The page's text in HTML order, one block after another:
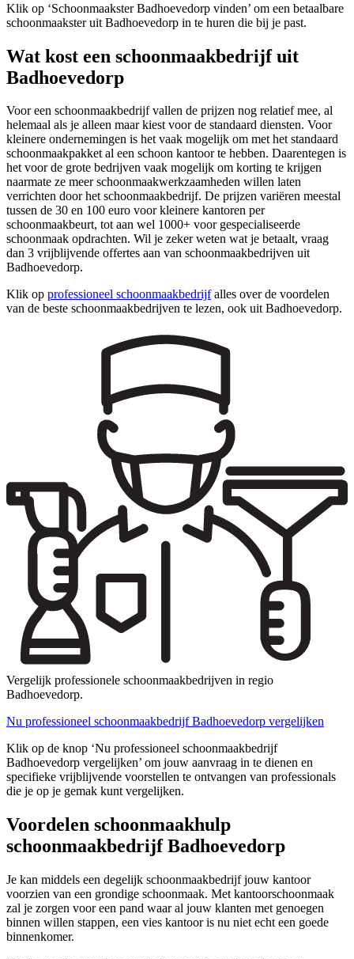
Klik op ‘Schoonmaakster Badhoevedorp vinden’ om een betaalbare
schoonmaakster uit Badhoevedorp in te huren die bij je past.
Wat kost een schoonmaakbedrijf uit
Badhoevedorp
Voor een schoonmaakbedrijf vallen de prijzen nog relatief mee, al
helemaal als je alleen maar kiest voor de standaard diensten. Voor
kleinere ondernemingen is het vaak mogelijk om met het standaard
schoonmaakpakket al een schoon kantoor te hebben. Daarentegen is
het voor de grote bedrijven vaak mogelijk om korting te krijgen
naarmate ze meer schoonmaakwerkzaamheden willen laten
verrichten door het schoonmaakbedrijf. De prijzen variëren meestal
tussen de 30 en 100 euro voor kleinere kantoren per
schoonmaakbeurt, tot aan wel 1000+ voor gespecialiseerde
schoonmaak opdrachten. Wil je zeker weten wat je betaalt, vraag
dan 3 vrijblijvende offertes aan van schoonmaakbedrijven uit
Badhoevedorp.
Klik op professioneel schoonmaakbedrijfalles over de voordelen
van de beste schoonmaakbedrijven te lezen, ook uit Badhoevedorp.
Vergelijk professionele schoonmaakbedrijven in regio
Badhoevedorp.
Nu professioneel schoonmaakbedrijf Badhoevedorp vergelijken
Klik op de knop ‘Nu professioneel schoonmaakbedrijf
Badhoevedorp vergelijken’ om jouw aanvraag in te dienen en
specifieke vrijblijvende voorstellen te ontvangen van professionals
die je op je gemak kunt vergelijken.
Voordelen schoonmaakhulp
schoonmaakbedrijf Badhoevedorp
Je kan middels een degelijk schoonmaakbedrijf jouw kantoor
voorzien van een grondige schoonmaak. Met kantoorschoonmaak
zal je zorgen voor een pand waar al jouw klanten met genoegen
binnen willen stappen, een vies kantoor is nu niet echt een goede
binnenkomer.